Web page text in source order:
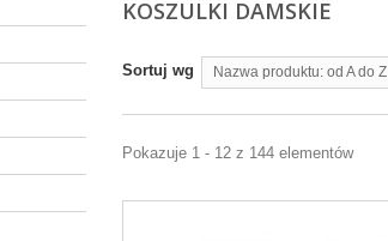
KOSZULKI DAMSKIE
Sortuj wg Nazwa produktu: od A do Z
Pokazuje 1 - 12 z 144 elementów